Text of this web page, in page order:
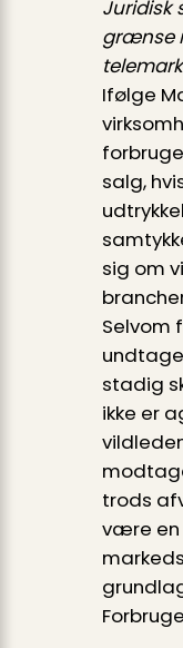
Juridisk
grænse
Ifølge
salg,
sig om
Selvom
stadig
ikke er
trods
være